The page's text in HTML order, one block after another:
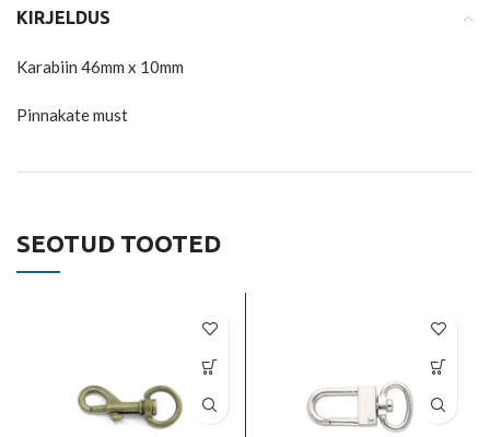
KIRJELDUS
Karabiin 46mm x 10mm
Pinnakate must
SEOTUD TOOTED